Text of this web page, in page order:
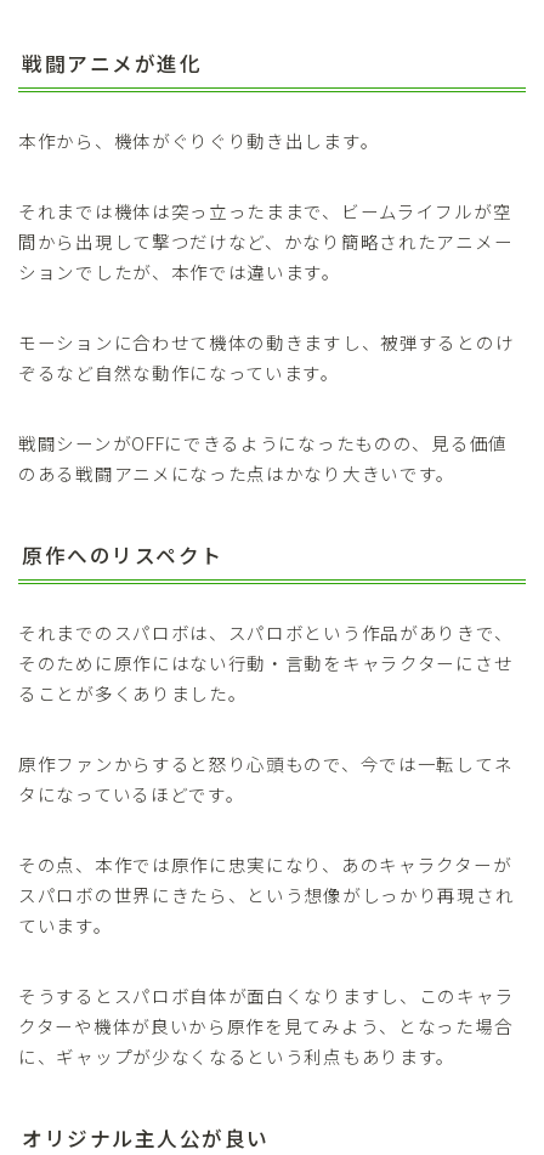
戦闘アニメが進化
本作から、機体がぐりぐり動き出します。
それまでは機体は突っ立ったままで、ビームライフルが空
間から出現して撃つだけなど、かなり簡略されたアニメー
ションでしたが、本作では違います。
モーションに合わせて機体の動きますし、被弾するとのけ
ぞるなど自然な動作になっています。
戦闘シーンがOFFにできるようになったものの、見る価値
のある戦闘アニメになった点はかなり大きいです。
原作へのリスペクト
それまでのスパロボは、スパロボという作品がありきで、
そのために原作にはない行動・言動をキャラクターにさせ
ることが多くありました。
原作ファンからすると怒り心頭もので、今では一転してネ
タになっているほどです。
その点、本作では原作に忠実になり、あのキャラクターが
スパロボの世界にきたら、という想像がしっかり再現され
ています。
そうするとスパロボ自体が面白くなりますし、このキャラ
クターや機体が良いから原作を見てみよう、となった場合
に、ギャップが少なくなるという利点もあります。
オリジナル主人公が良い